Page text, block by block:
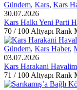
Gündem, Kars, Kars
30.07.2026
Kars Halkı Yeni Parti
70 / 100 Altyapı Rank
Gündem, Kars Haber,
03.07.2026
Kars Harakani
71 / 100 Altyapı Rank